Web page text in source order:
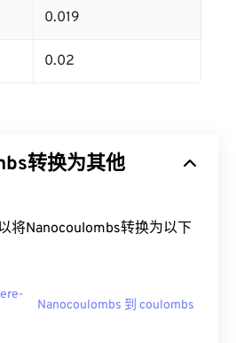
0.019
0.02
转换为其他
将Nanocoulombs转换为以下
Nanocoulombs 到 coulombs